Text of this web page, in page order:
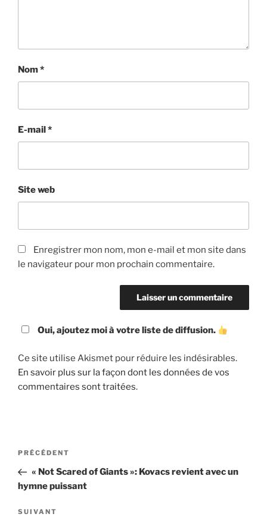
Nom*
E-mail *
Site web
Enregistrer mon nom, mon e-mail et mon site dans
le navigateur pour mon prochain commentaire.
Oui, ajoutez moi à votre liste de diffusion.
Ce site utilise Akismet pour réduire les indésirables.
En savoir plus sur la façon dont les données de vos
commentaires sont traitées.
Navigation
l’article
Article
précédent
PRÉCÉDENT
« Not Scared of Giants »: Kovacs revient avec un
hymne puissant
Article
SUIVANT